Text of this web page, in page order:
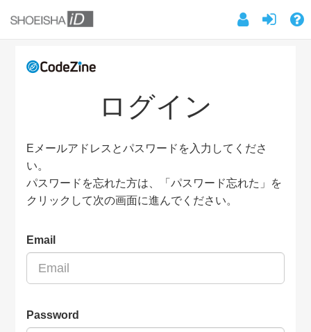
ログイン
Eメールアドレスとパスワードを入力してくださ
い。
パスワードを忘れた方は、「パスワード忘れた」を
クリックして次の画面に進んでください。
Email
Password